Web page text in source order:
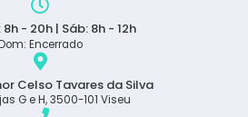
8h - 20h | Sáb: 8h - 12h
Encerrado
Celso Tavares da Silva
G e H, 3500-101 Viseu